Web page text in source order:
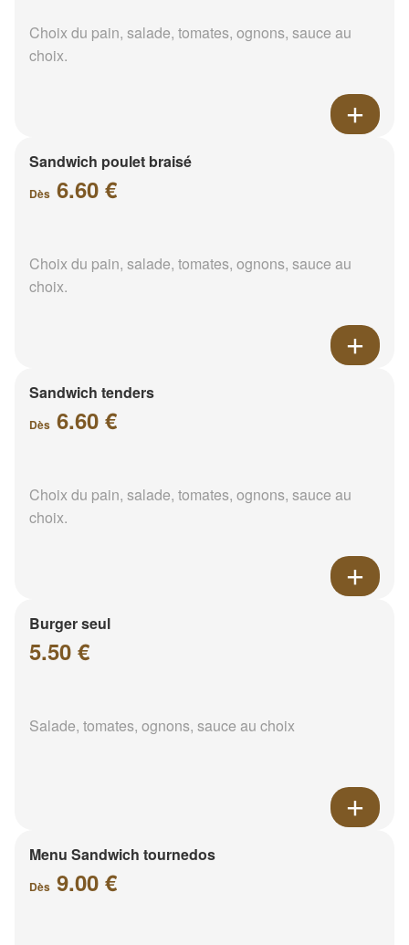
Choix du pain, salade, tomates, ognons, sauce au
choix.
Sandwich poulet braisé
Dès 6.60 €
Choix du pain, salade, tomates, ognons, sauce au
choix.
Sandwich tenders
Dès 6.60 €
Choix du pain, salade, tomates, ognons, sauce au
choix.
Burger seul
5.50 €
Salade, tomates, ognons, sauce au choix
Menu Sandwich tournedos
Dès 9.00 €